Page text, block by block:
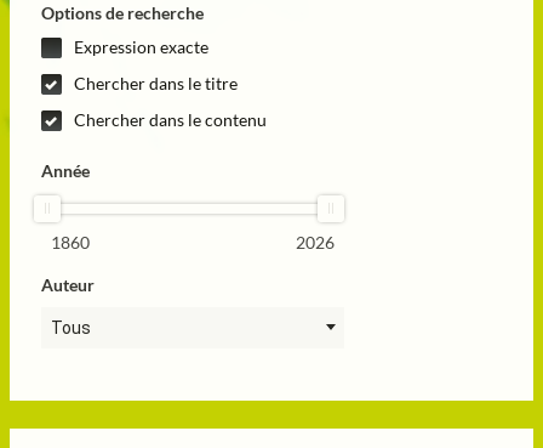
Options de recherche
Expression exacte
Chercher dans le titre
Chercher dans le contenu
Année
1860 2026
Auteur
Tous